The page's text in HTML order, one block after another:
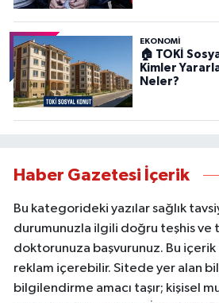
EKONOMİ
🏠 TOKİ
Kimler
Neler?
Haber Gazetesi İçerik
Bu kategorideki yazılar sağlık
durumunuzla ilgili doğru teşhis ve
doktorunuza başvurunuz. Bu
reklam içerebilir. Sitede yer alan
bilgilendirme amacı taşır; kişisel